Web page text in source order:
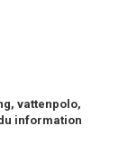
vattenpolo,
information